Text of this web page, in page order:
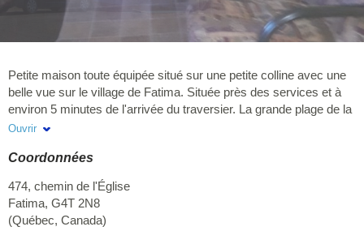
Petite maison toute équipée situé sur une petite colline avec une
belle vue sur le village de Fatima. Située près des services et à
environ 5 minutes de l'arrivée du traversier. La grande plage de la
Dune-du-Nord est à quelque minutes en voiture de votre lieu de
Ouvrir
Coordonnées
474, chemin de l'Église
Fatima, G4T 2N8
(Québec, Canada)